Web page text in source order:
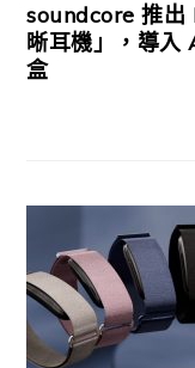
soundcore 推
晰耳機」，導入
盒